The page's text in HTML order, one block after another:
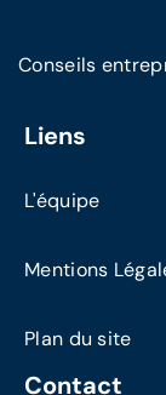
Conseils
Liens
L'équipe
Mentions
Plan du site
Contact